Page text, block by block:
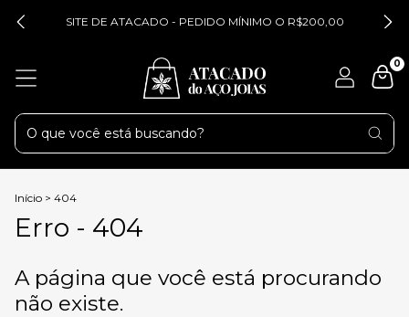
SITE DE ATACADO - PEDIDO MÍNIMO O R$200,00
0
Início > 404
Erro - 404
A página que você está procurando
não existe.